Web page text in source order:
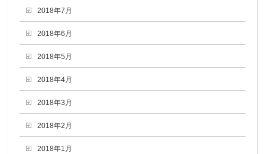
2018年7月
2018年6月
2018年5月
2018年4月
2018年3月
2018年2月
2018年1月